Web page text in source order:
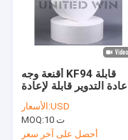
أقنعة وجه KF94 قابلة
لإعادة التدوير قابلة لإعادة
التدوير من النسيج
المنفوخ بثلاث طبقات
مقاومة للتمزق
الأسعار:USD
MOQ:
10 ت
أحصل على آخر سعر